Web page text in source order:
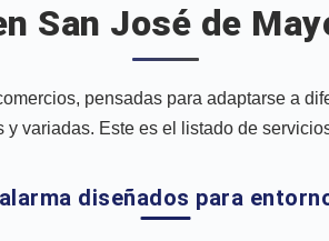
San José de
pensadas para adaptarse a
variadas. Este es el listado de
diseñados para